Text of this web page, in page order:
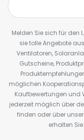
Melden Sie sich für den
sie tolle Angebote
Ventilatoren,
Gutscheine,
möglichen
Kaufbewertungen und
jederzeit möglich über
finden oder über unser
erhalten